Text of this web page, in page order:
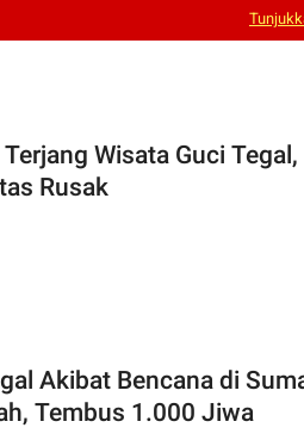
Wisata Guci Tegal,
Rusak
Akibat Bencana di
Tembus 1.000 Jiwa